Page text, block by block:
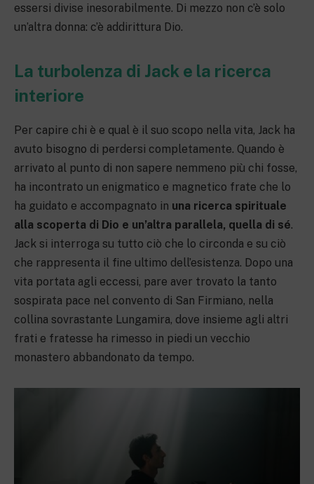
essersi divise inesorabilmente. Di mezzo non c’è solo
un’altra donna: c’è addirittura Dio.
La turbolenza di Jack e la ricerca
interiore
Per capire chi è e qual è il suo scopo nella vita, Jack ha
avuto bisogno di perdersi completamente. Quando è
arrivato al punto di non sapere nemmeno più chi fosse,
ha incontrato un enigmatico e magnetico frate che lo
ha guidato e accompagnato in una ricerca spirituale
alla scoperta di Dio e un’altra parallela, quella di sé.
Jack si interroga su tutto ciò che lo circonda e su ciò
che rappresenta il fine ultimo dell’esistenza. Dopo una
vita portata agli eccessi, pare aver trovato la tanto
sospirata pace nel convento di San Firmiano, nella
collina sovrastante Lungamira, dove insieme agli altri
frati e fratesse ha rimesso in piedi un vecchio
monastero abbandonato da tempo.